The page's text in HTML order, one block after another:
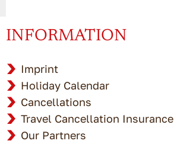
INFORMATION
Imprint
Holiday Calendar
Cancellations
Travel Cancellation Insurance
Our Partners